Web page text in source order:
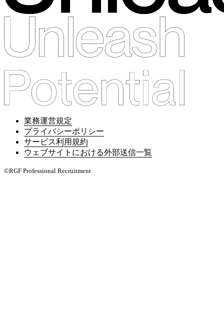
業務運営規定
プライバシーポリシー
サービス利用規約
ウェブサイトにおける外部送信一覧
©RGF Professional Recruitment